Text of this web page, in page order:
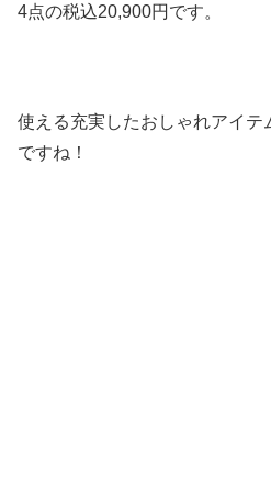
4点の税込20,900円です。
使える充実したおしゃれアイテ
ですね！